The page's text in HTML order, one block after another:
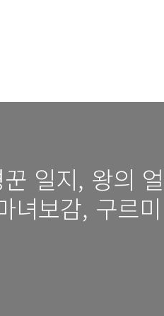
일지, 왕의
보감, 구르